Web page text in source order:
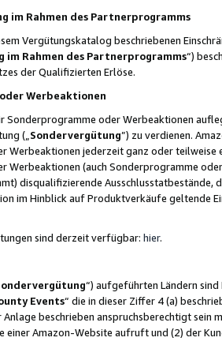
im Rahmen des Partnerprogramms
Vergütungskatalog beschriebenen
im Rahmen des Partnerprogramms“)
der Qualifizierten Erlöse.
Werbeaktionen
Sonderprogramme oder Werbeaktionen
(„ Sondervergütung”) zu verdienen.
Werbeaktionen jederzeit ganz oder
Werbeaktionen (auch Sonderprogramme
disqualifizierende Ausschlusstatbestände,
im Hinblick auf Produktverkäufe geltende
sind derzeit verfügbar: hier.
“) aufgeführten Ländern
Events“ die in dieser Ziffer 4 (a)
beschrieben anspruchsberechtigt sein
einer Amazon-Website aufruft und (2) der